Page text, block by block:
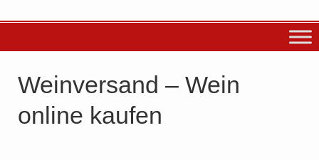
Weinversand – Wein
online kaufen